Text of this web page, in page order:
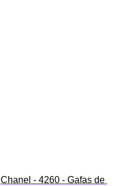
Chanel - 4260 - Gafas de